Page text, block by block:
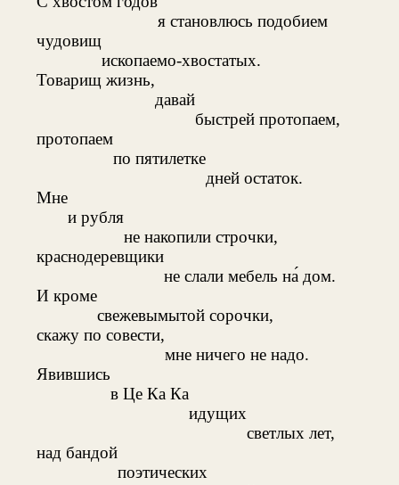
я становлюсь подобием
чудовищ
ископаемо-хвостатых.
Товарищ жизнь,
давай
быстрей протопаем,
протопаем
по пятилетке
дней остаток.
Мне
и рубля
не накопили строчки,
краснодеревщики
не слали мебель на́ дом.
И кроме
свежевымытой сорочки,
скажу по совести,
мне ничего не надо.
Явившись
в Це Ка Ка
идущих
светлых лет,
над бандой
поэтических